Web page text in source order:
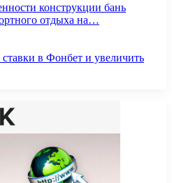
конструкции бань
отдыха на…
в Фонбет и увеличить